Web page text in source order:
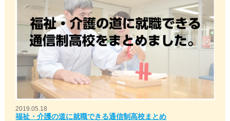
2019.05.18
福祉・介護の道に就職できる通信制高校まとめ